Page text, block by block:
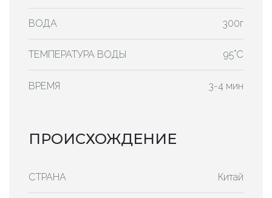
ВОДА 300г
ТЕМПЕРАТУРА ВОДЫ 95°C
ВРЕМЯ 3-4 мин
ПРОИСХОЖДЕНИЕ
СТРАНА Китай